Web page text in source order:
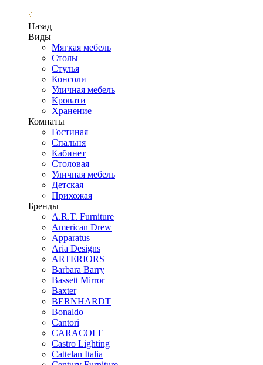
Назад
Виды
Мягкая мебель
Столы
Стулья
Консоли
Уличная мебель
Кровати
Хранение
Комнаты
Гостиная
Спальня
Кабинет
Столовая
Уличная мебель
Детская
Прихожая
Бренды
A.R.T. Furniture
American Drew
Apparatus
Aria Designs
ARTERIORS
Barbara Barry
Bassett Mirror
Baxter
BERNHARDT
Bonaldo
Cantori
CARACOLE
Castro Lighting
Cattelan Italia